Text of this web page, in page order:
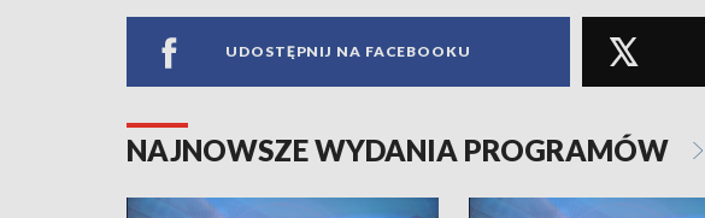
UDOSTĘPNIJ NA FACEBOOKU
NAJNOWSZE WYDANIA PROGRAMÓW